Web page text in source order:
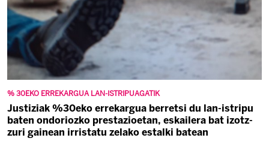
% 30EKO ERREKARGUA LAN-ISTRIPUAGATIK
Justiziak %30eko errekargua berretsi du lan-istripu
baten ondoriozko prestazioetan, eskailera bat izotz-
zuri gainean irristatu zelako estalki batean